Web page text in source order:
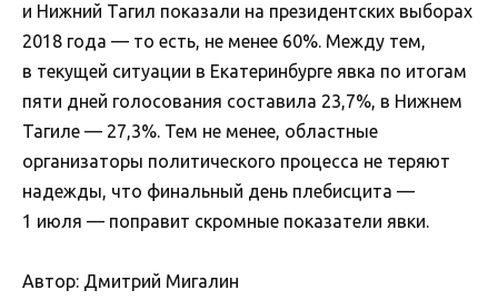
и Нижний Тагил показали на президентских выборах
2018 года — то есть, не менее 60%. Между тем,
в текущей ситуации в Екатеринбурге явка по итогам
пяти дней голосования составила 23,7%, в Нижнем
Тагиле — 27,3%. Тем не менее, областные
организаторы политического процесса не теряют
надежды, что финальный день плебисцита —
1 июля — поправит скромные показатели явки.
Автор: Дмитрий Мигалин